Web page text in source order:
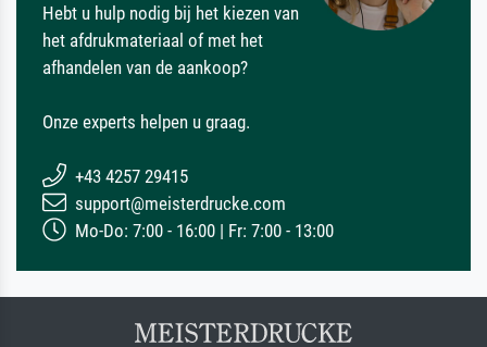
Hebt u hulp nodig bij het kiezen van
het afdrukmateriaal of met het
afhandelen van de aankoop?
Onze experts helpen u graag.
+43 4257 29415
support@meisterdrucke.com
Mo-Do: 7:00 - 16:00 | Fr: 7:00 - 13:00